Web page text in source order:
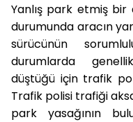
Yanlış park etmiş bir
durumunda aracın
sürücünün
durumlarda
düştüğü için trafik
Trafik polisi trafiği
park yasağının